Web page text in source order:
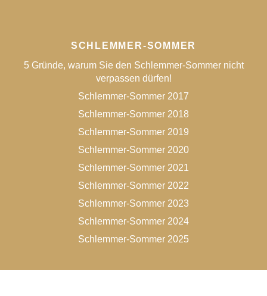
SCHLEMMER-SOMMER
5 Gründe, warum Sie den Schlemmer-Sommer nicht
verpassen dürfen!
Schlemmer-Sommer 2017
Schlemmer-Sommer 2018
Schlemmer-Sommer 2019
Schlemmer-Sommer 2020
Schlemmer-Sommer 2021
Schlemmer-Sommer 2022
Schlemmer-Sommer 2023
Schlemmer-Sommer 2024
Schlemmer-Sommer 2025